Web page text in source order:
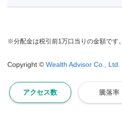
※分配金は税引前1万口当りの金額です。
Copyright © Wealth Advisor Co., Ltd.
アクセス数 騰落率